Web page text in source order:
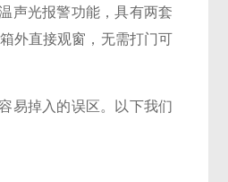
声光报警功能，具有两套
外直接观窗，无需打门可
易掉入的误区。以下我们